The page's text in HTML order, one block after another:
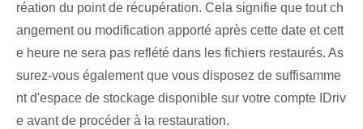
réation du point de récupération. ‌Cela signifie que tout ch
angement ou modification‌ apporté après cette date et cett
e heure ne sera pas reflété dans les fichiers restaurés. As
surez-vous également que vous disposez de suffisamme
nt d'espace de stockage disponible sur votre compte IDriv
e avant de procéder à la restauration.